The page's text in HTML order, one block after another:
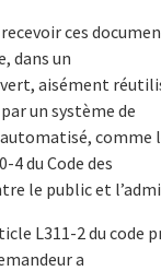
ces
dans un
aisément
un système de
comme
4 du Code des
le public et
L311-2 du code
a